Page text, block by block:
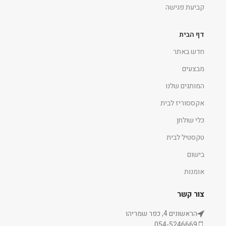
קביעת פגישה
דף הבית
חדש באתר
מבצעים
המותגים שלנו
אקססוריז לבית
כלי שולחן
טקסטיל לבית
בישום
אומנות
צור קשר
הראשונים 4, כפר שמריהו